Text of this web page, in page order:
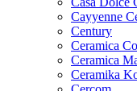
Cayyenne
Century
Ceramica
Ceramica
Ceramika